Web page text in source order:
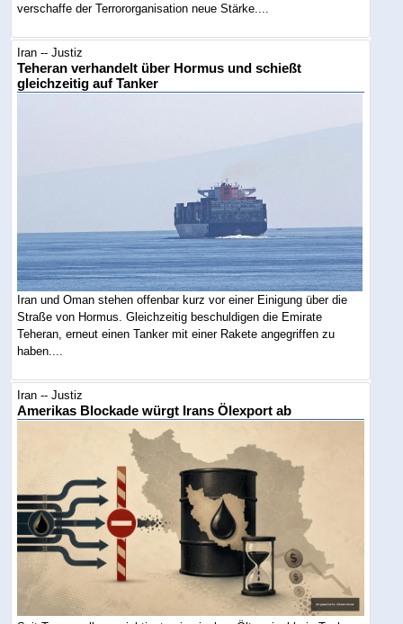
verschaffe der Terrororganisation neue Stärke....
Iran -- Justiz
Teheran verhandelt über Hormus und schießt
gleichzeitig auf Tanker
Iran und Oman stehen offenbar kurz vor einer Einigung über die
Straße von Hormus. Gleichzeitig beschuldigen die Emirate
Teheran, erneut einen Tanker mit einer Rakete angegriffen zu
haben....
Iran -- Justiz
Amerikas Blockade würgt Irans Ölexport ab